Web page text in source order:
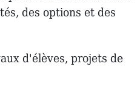
des options et des
d'élèves, projets de